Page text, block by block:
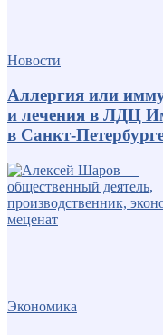
Новости
Аллергия или
и лечения в ЛДЦ
в Санкт-
Экономика